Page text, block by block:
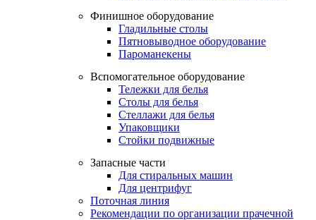
Финишное оборудование
Гладильные столы
Пятновыводное оборудование
Пароманекены
Вспомогательное оборудование
Тележки для белья
Столы для белья
Стеллажи для белья
Упаковщики
Стойки подвижные
Запасные части
Для стиральных машин
Для центрифуг
Поточная линия
Рекомендации по организации прачечной